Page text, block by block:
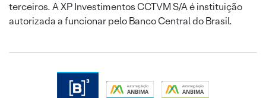
terceiros. A XP Investimentos CCTVM S/A é instituição
autorizada a funcionar pelo Banco Central do Brasil.